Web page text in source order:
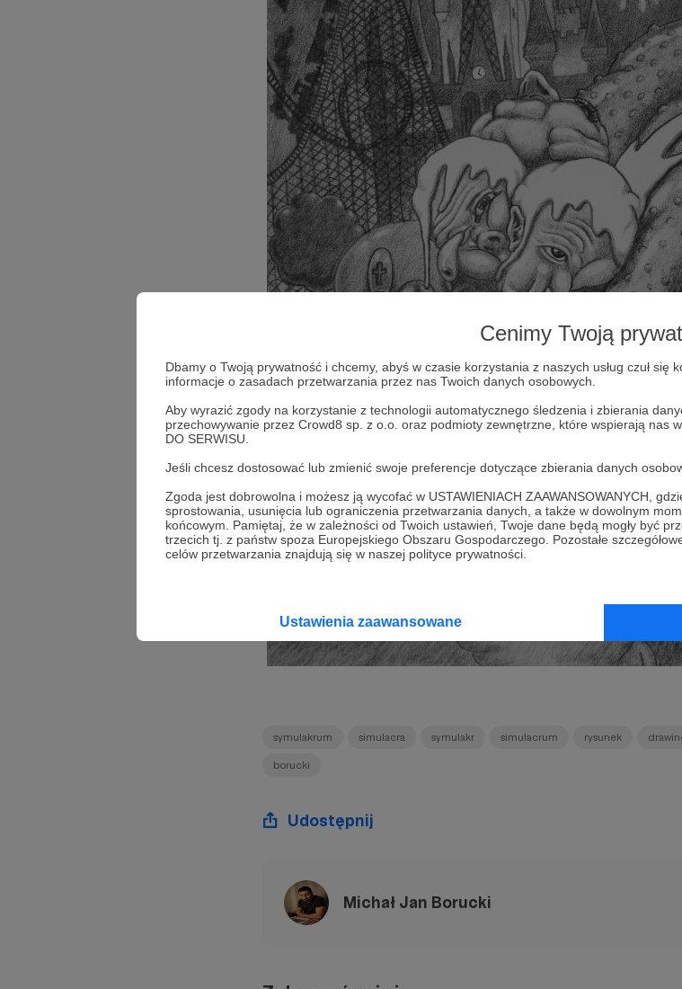
Cenimy Twoją
Dbamy o Twoją prywatność i chcemy, abyś w czasie korzystania z naszych usług czuł
informacje o zasadach przetwarzania przez nas Twoich danych osobowych.
Aby wyrazić zgody na korzystanie z technologii automatycznego śledzenia i zbierania
przechowywanie przez Crowd8 sp. z o.o. oraz podmioty zewnętrzne, które wspierają nas
DO SERWISU.
Jeśli chcesz dostosować lub zmienić swoje preferencje dotyczące zbierania danych
Zgoda jest dobrowolna i możesz ją wycofać w USTAWIENIACH ZAAWANSOWANYCH,
sprostowania, usunięcia lub ograniczenia przetwarzania danych, a także w dowolnym
końcowym. Pamiętaj, że w zależności od Twoich ustawień, Twoje dane będą mogły być
trzecich tj. z państw spoza Europejskiego Obszaru Gospodarczego. Pozostałe
celów przetwarzania znajdują się w naszej polityce prywatności.
Ustawienia zaawansowane
symulakrum simulacra symulakr simulacrum rysunek
borucki
Udostępnij
Michał Jan Borucki